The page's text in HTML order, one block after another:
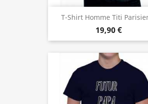
T-Shirt Homme Titi
19,90 €